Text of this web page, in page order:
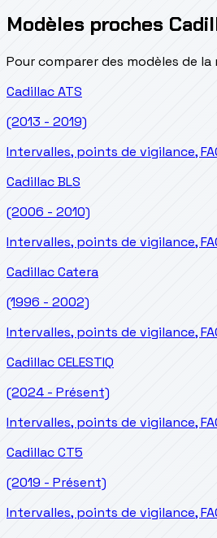
Modèles proches
Pour comparer des modèles de
CadillacATS
(2013 - 2019)
Intervalles, points de vigilance,
CadillacBLS
(2006 - 2010)
Intervalles, points de vigilance,
CadillacCatera
(1996 - 2002)
Intervalles, points de vigilance,
CadillacCELESTIQ
(2024 - Présent)
Intervalles, points de vigilance,
CadillacCT5
(2019 - Présent)
Intervalles, points de vigilance,